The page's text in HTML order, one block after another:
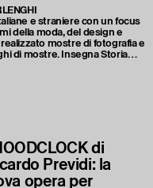
e straniere con un focus
della moda, del design e
mostre di fotografia e
di mostre. Insegna Storia
Milano, dove è anche